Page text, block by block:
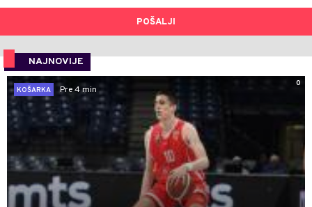
POŠALJI
NAJNOVIJE
0
KOŠARKA
Pre 4 min